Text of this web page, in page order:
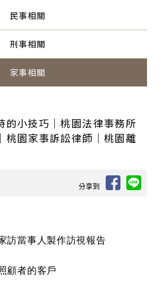
民事相關
刑事相關
家事相關
的小技巧｜桃園法律事務所
桃園家事訴訟律師｜桃園離
分享到
訪當事人製作訪視報告
顧者的客戶